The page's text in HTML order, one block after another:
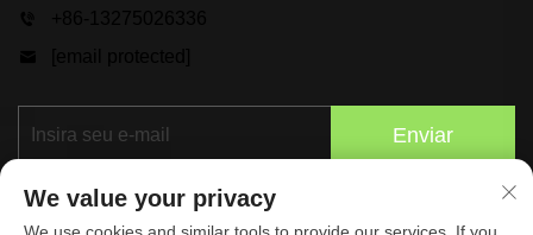
Enviar
We value your privacy